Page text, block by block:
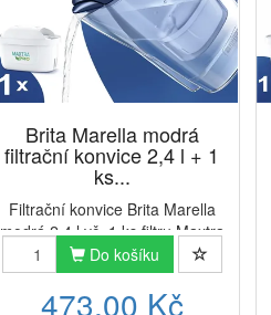
Brita Marella modrá
filtrační konvice 2,4 l + 1
ks...
Filtrační konvice Brita Marella
modrá 2,4 l vč. 1 ks filtru Maxtra
Pro Pure PerformanceModerní a
stylová konvice Brita Marella na
filtrování vody v tmavém
Do košíku
473,00 Kč